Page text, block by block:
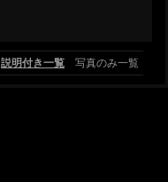
説明付き一覧 写真のみ一覧